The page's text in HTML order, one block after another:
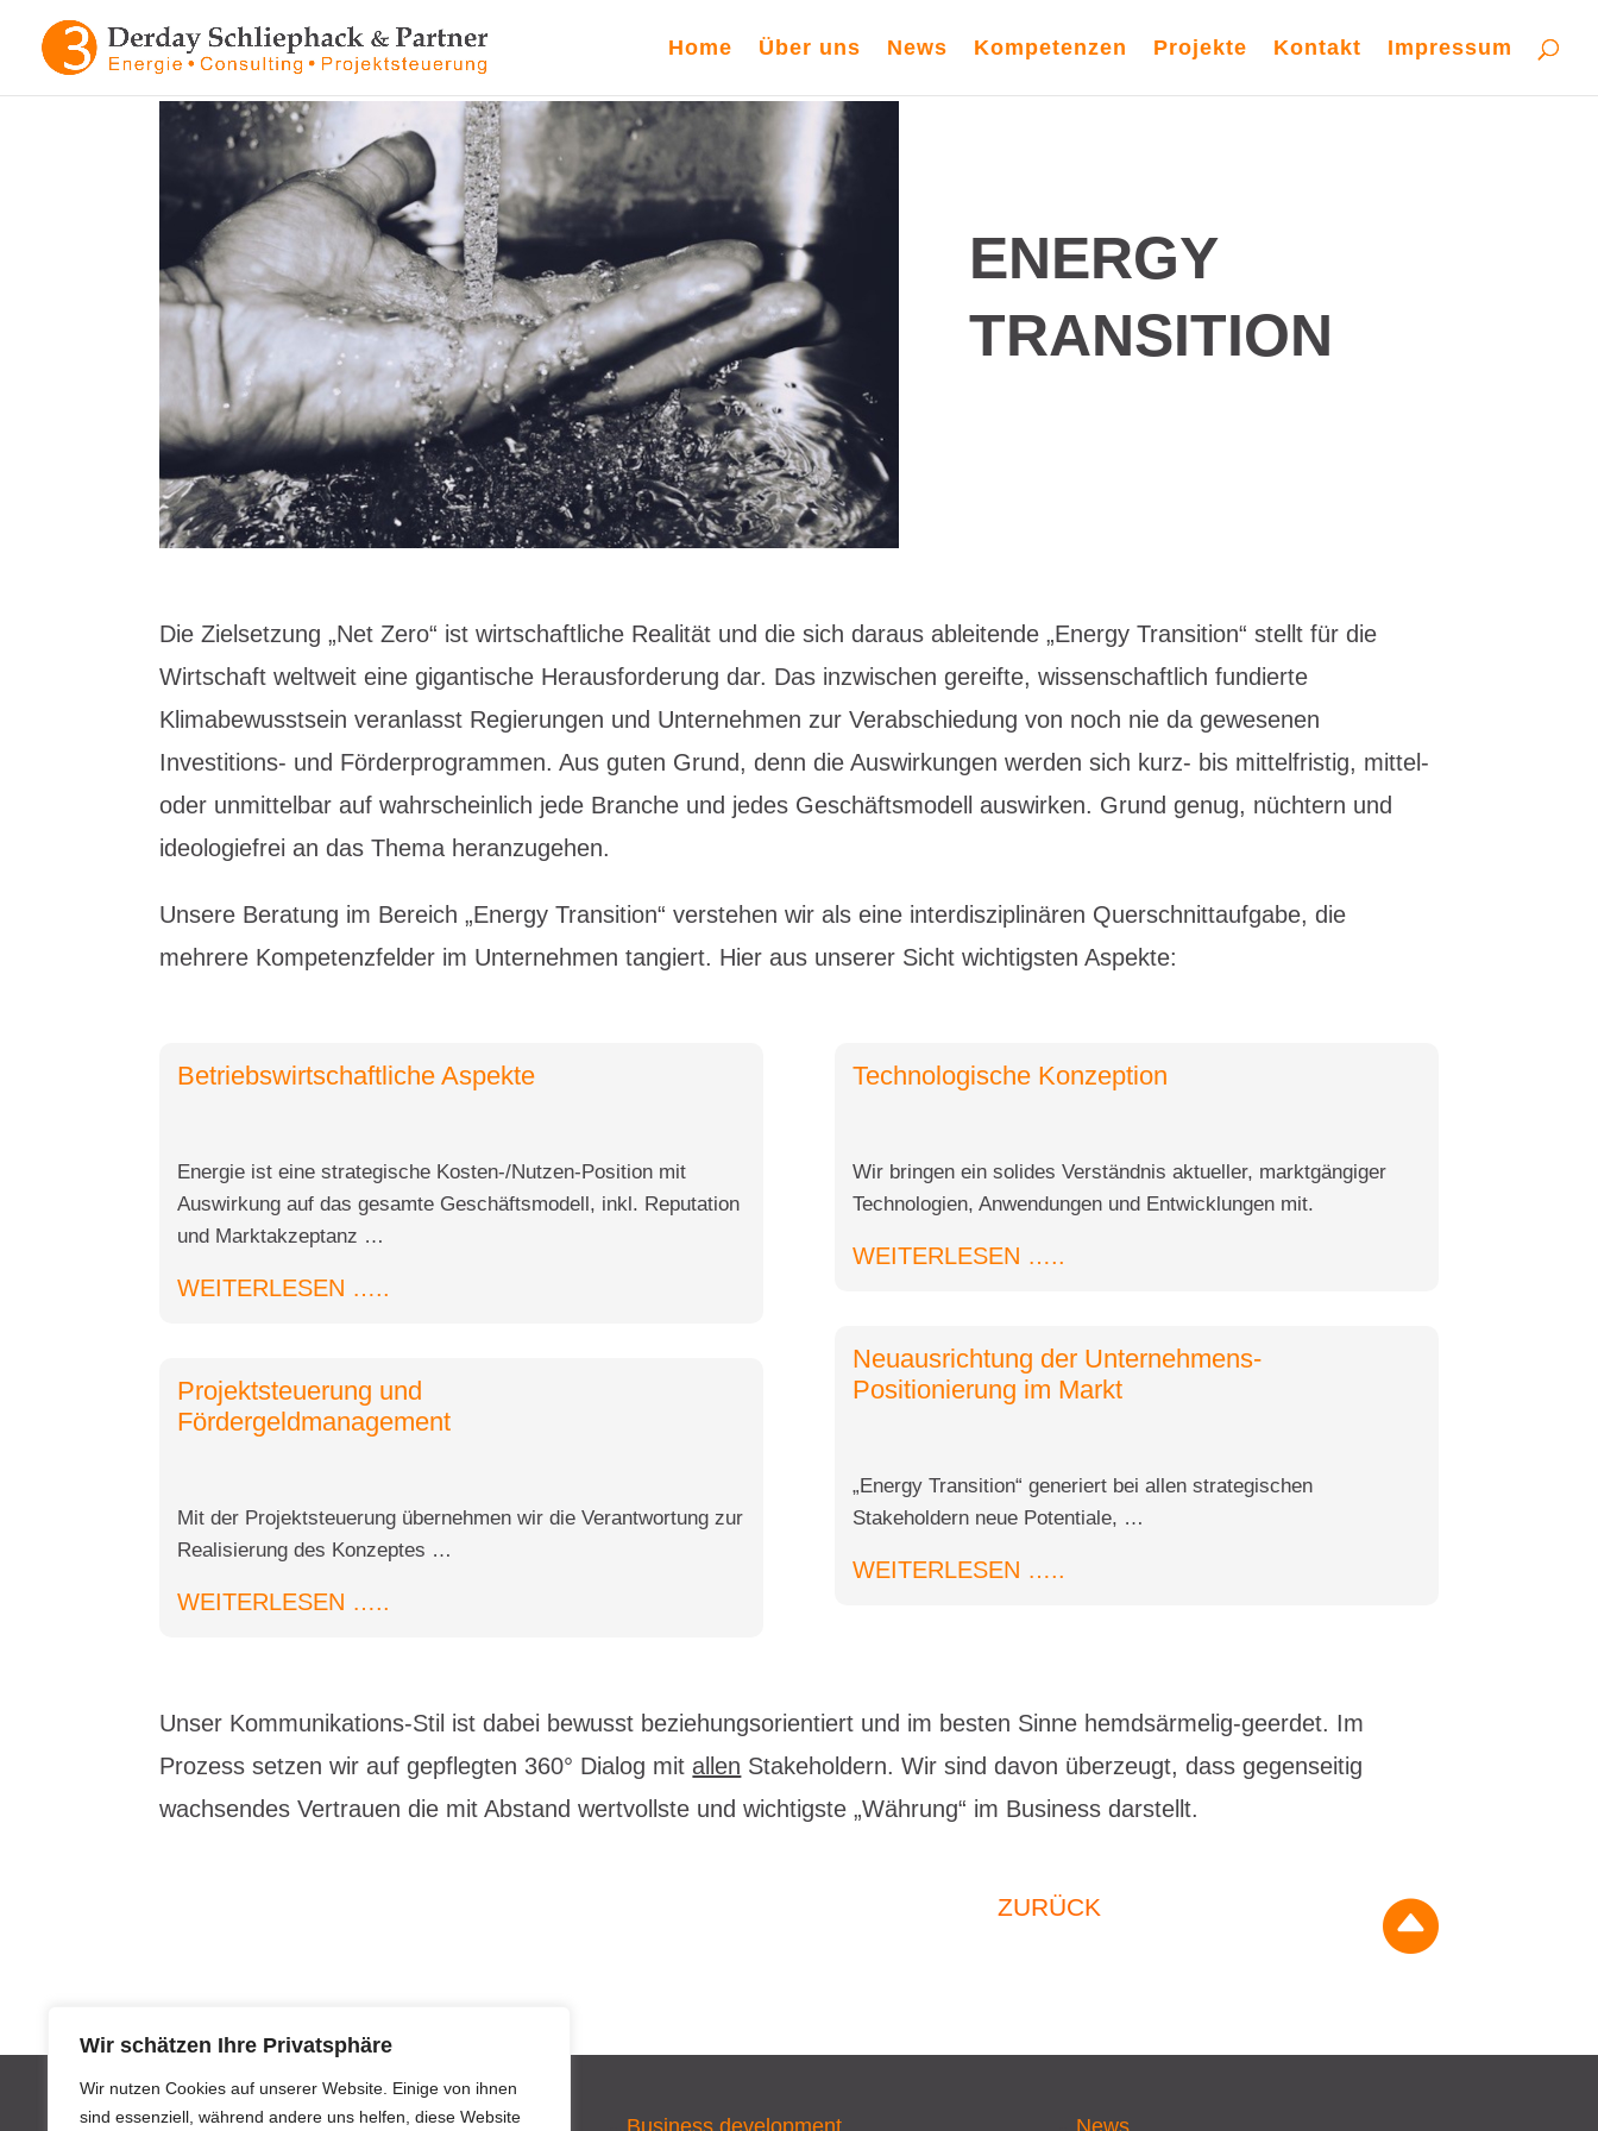
Wir schätzen Ihre Privatsphäre
Wir nutzen Cookies auf unserer Website. Einige von ihnen
sind essenziell, während andere uns helfen, diese Website
Home Über uns News Kompetenzen Projekte Kontakt Impressum
ENERGY
TRANSITION
Die Zielsetzung „Net Zero“ ist wirtschaftliche Realität und die sich daraus ableitende „Energy Transition“ stellt für die
Wirtschaft weltweit eine gigantische Herausforderung dar. Das inzwischen gereifte, wissenschaftlich fundierte
Klimabewusstsein veranlasst Regierungen und Unternehmen zur Verabschiedung von noch nie da gewesenen
Investitions- und Förderprogrammen. Aus guten Grund, denn die Auswirkungen werden sich kurz- bis mittelfristig, mittel-
oder unmittelbar auf wahrscheinlich jede Branche und jedes Geschäftsmodell auswirken. Grund genug, nüchtern und
ideologiefrei an das Thema heranzugehen.
Unsere Beratung im Bereich „Energy Transition“ verstehen wir als eine interdisziplinären Querschnittaufgabe, die
mehrere Kompetenzfelder im Unternehmen tangiert. Hier aus unserer Sicht wichtigsten Aspekte:
Betriebswirtschaftliche Aspekte
Energie ist eine strategische Kosten-/Nutzen-Position mit
Auswirkung auf das gesamte Geschäftsmodell, inkl. Reputation
und Marktakzeptanz …
WEITERLESEN …..
Projektsteuerung und
Fördergeldmanagement
Mit der Projektsteuerung übernehmen wir die Verantwortung zur
Realisierung des Konzeptes …
WEITERLESEN …..
Technologische Konzeption
Wir bringen ein solides Verständnis aktueller, marktgängiger
Technologien, Anwendungen und Entwicklungen mit.
WEITERLESEN …..
Neuausrichtung der Unternehmens-
Positionierung im Markt
„Energy Transition“ generiert bei allen strategischen
Stakeholdern neue Potentiale, …
WEITERLESEN …..
Unser Kommunikations-Stil ist dabei bewusst beziehungsorientiert und im besten Sinne hemdsärmelig-geerdet. Im
Prozess setzen wir auf gepflegten 360° Dialog mitallen Stakeholdern. Wir sind davon überzeugt, dass gegenseitig
wachsendes Vertrauen die mit Abstand wertvollste und wichtigste „Währung“ im Business darstellt.
ZURÜCK 